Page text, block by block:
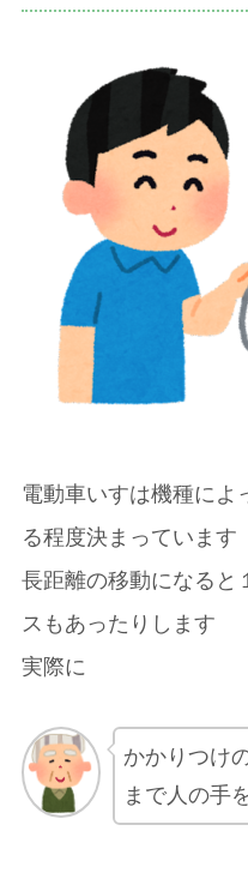
電動車いすは機種によ
る程度決まっています
長距離の移動になると
スもあったりします
実際に
かかりつけ
まで人の手